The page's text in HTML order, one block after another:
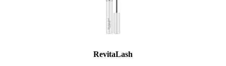
RevitaLash